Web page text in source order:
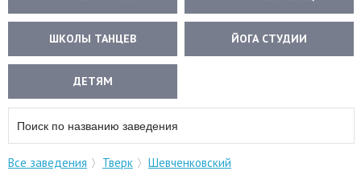
ШКОЛЫ ТАНЦЕВ ЙОГА СТУДИИ
ДЕТЯМ
Все заведения Тверк Шевченковский